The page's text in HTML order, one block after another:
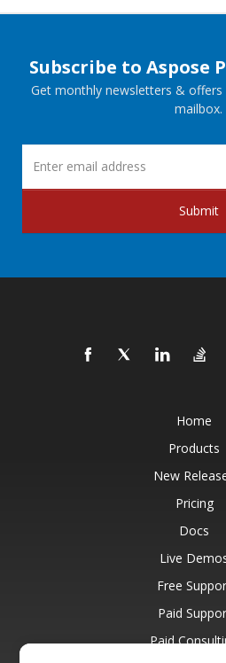
Subscribe to Aspose
Get monthly newsletters &
mailbox.
Submit
Home
Products
New
Pricing
Docs
Live
Free
Paid
Paid